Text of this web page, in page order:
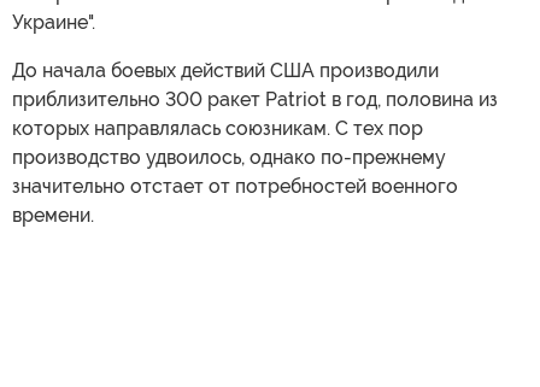
Украине".
До начала боевых действий США производили
приблизительно 300 ракет Patriot в год, половина из
которых направлялась союзникам. С тех пор
производство удвоилось, однако по-прежнему
значительно отстает от потребностей военного
времени.